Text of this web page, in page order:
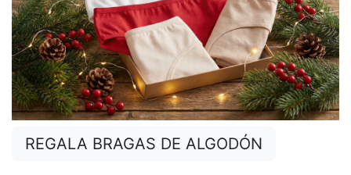
REGALA BRAGAS DE ALGODÓN